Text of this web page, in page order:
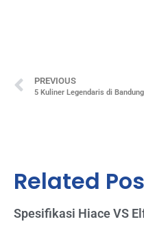
PREVIOUS
Related
Spesifikasi Hiace VS